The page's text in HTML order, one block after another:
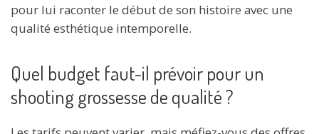
pour lui raconter le début de son histoire avec une
qualité esthétique intemporelle.
Quel budget faut-il prévoir pour un
shooting grossesse de qualité ?